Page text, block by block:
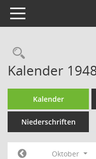
Toggle navigation
Kalender
Kalender
Niederschriften
Oktober